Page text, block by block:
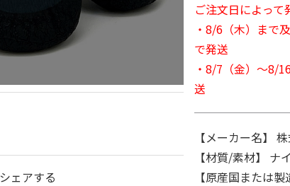
シェアする
ご注文日によって
・8/6（木）まで
で発送
・8/7（金）～8/
送
【メーカー名】
【材質/素材】 ナ
【原産国または